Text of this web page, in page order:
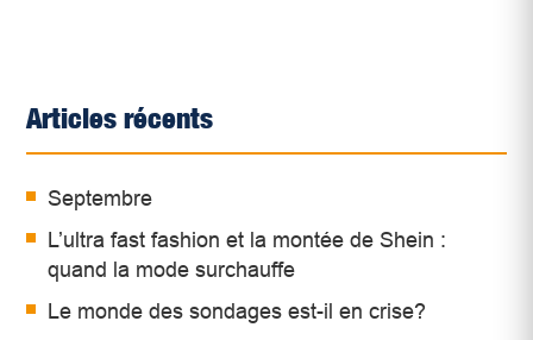
Articles récents
Septembre
L’ultra fast fashion et la montée de Shein :
quand la mode surchauffe
Le monde des sondages est-il en crise?